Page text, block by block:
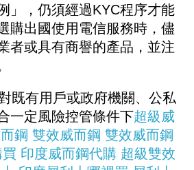
」，仍須經過KYC程序才能
購出國使用電信服務時，儘
者或具有商譽的產品，並注
既有用戶或政府機關、公私
一定風險控管條件下超級威
鋼 雙效威而鋼 雙效威而鋼
印度威而鋼代購 超級雙效